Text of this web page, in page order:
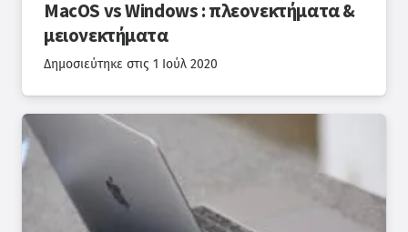
MacOS vs Windows : πλεονεκτήματα &
μειονεκτήματα
Δημοσιεύτηκε στις 1 Ιούλ 2020